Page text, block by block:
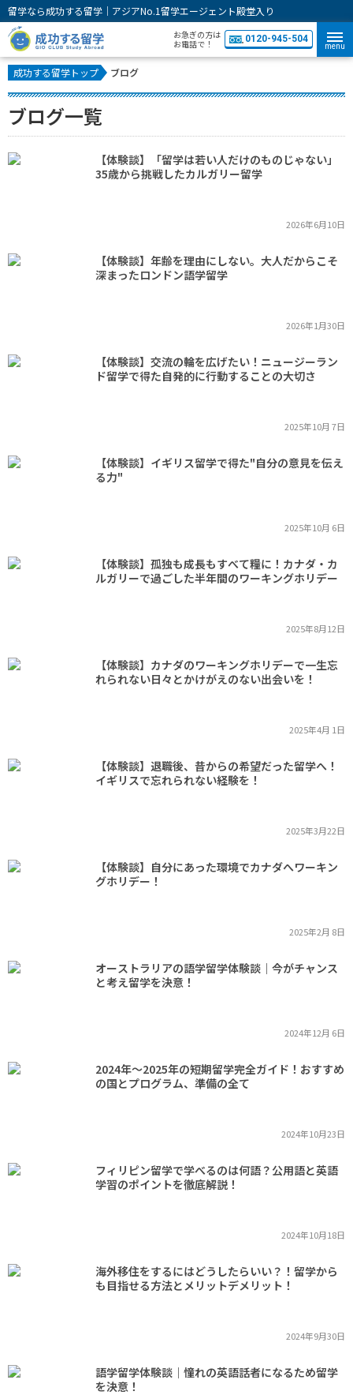
留学なら成功する留学｜アジアNo.1留学エージェント殿堂入り
お急ぎの方は
お電話で！
0120-945-504
menu
成功する留学トップ ブログ
ブログ一覧
【体験談】「留学は若い人だけのものじゃない」
35歳から挑戦したカルガリー留学
2026年6月10日
【体験談】年齢を理由にしない。大人だからこそ
深まったロンドン語学留学
2026年1月30日
【体験談】交流の輪を広げたい！ニュージーラン
ド留学で得た自発的に行動することの大切さ
2025年10月 7日
【体験談】イギリス留学で得た"自分の意見を伝え
る力"
2025年10月 6日
【体験談】孤独も成長もすべて糧に！カナダ・カ
ルガリーで過ごした半年間のワーキングホリデー
2025年8月12日
【体験談】カナダのワーキングホリデーで一生忘
れられない日々とかけがえのない出会いを！
2025年4月 1日
【体験談】退職後、昔からの希望だった留学へ！
イギリスで忘れられない経験を！
2025年3月22日
【体験談】自分にあった環境でカナダへワーキン
グホリデー！
2025年2月 8日
オーストラリアの語学留学体験談｜今がチャンス
と考え留学を決意！
2024年12月 6日
2024年～2025年の短期留学完全ガイド！おすすめ
の国とプログラム、準備の全て
2024年10月23日
フィリピン留学で学べるのは何語？公用語と英語
学習のポイントを徹底解説！
2024年10月18日
海外移住をするにはどうしたらいい？！留学から
も目指せる方法とメリットデメリット！
2024年9月30日
語学留学体験談｜憧れの英語話者になるため留学
を決意！